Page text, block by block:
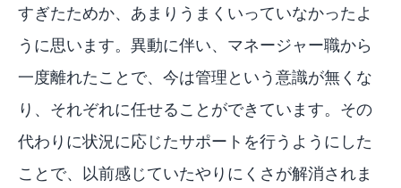
すぎたためか、あまりうまくいっていなかったよ
うに思います。異動に伴い、マネージャー職から
一度離れたことで、今は管理という意識が無くな
り、それぞれに任せることができています。その
代わりに状況に応じたサポートを行うようにした
ことで、以前感じていたやりにくさが解消されま